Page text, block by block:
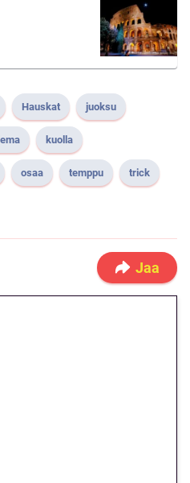
Hauskat juoksu
kuolla
osaa temppu trick
Jaa